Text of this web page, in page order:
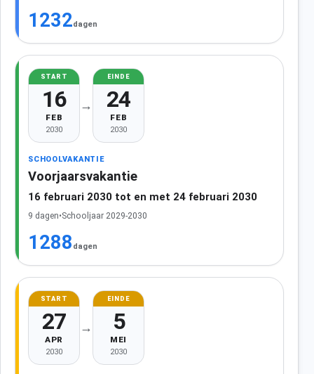
1232dagen
START
16
FEB
2030
→
EINDE
24
FEB
2030
SCHOOLVAKANTIE
Voorjaarsvakantie
16 februari 2030 tot en met 24 februari 2030
9 dagen•Schooljaar 2029-2030
1288 dagen
START
27
APR
2030
→
EINDE
5
MEI
2030